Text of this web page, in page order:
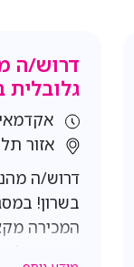
דרוש/ה
גלובלית
אזור
דרוש/ה
בשרון!
המכירה